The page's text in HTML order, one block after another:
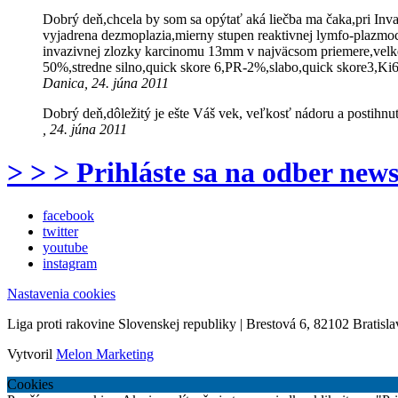
Dobrý deň,chcela by som sa opýtať aká liečba ma čaka,pri
vyjadrena dezmoplazia,mierny stupen reaktivnej lymfo-
invazivnej zlozky karcinomu 13mm v najväcsom
50%,stredne silno,quick skore 6,PR-2%,slabo,quick
Danica, 24. júna 2011
Dobrý deň,dôležitý je ešte Váš vek, veľkosť nádoru a
, 24. júna 2011
> > > Prihláste sa na odber
facebook
twitter
youtube
instagram
Nastavenia cookies
Liga proti rakovine Slovenskej republiky | Brestová 6, 82102
Vytvoril Melon Marketing
Cookies